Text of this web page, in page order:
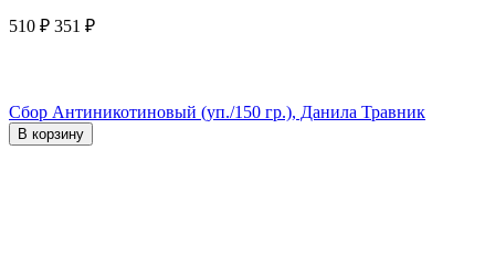
510 ₽ 351 ₽
Сбор Антиникотиновый (уп./150 гр.), Данила Травник
В корзину